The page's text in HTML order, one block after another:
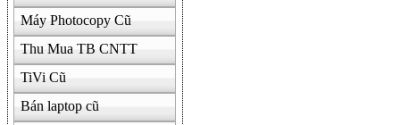
Máy Photocopy Cũ
Thu Mua TB CNTT
TiVi Cũ
Bán laptop cũ